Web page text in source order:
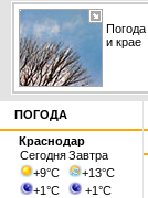
Погода
и крае
ПОГОДА
Краснодар
СегодняЗавтра
+9°С +13°С
+1°С +1°С